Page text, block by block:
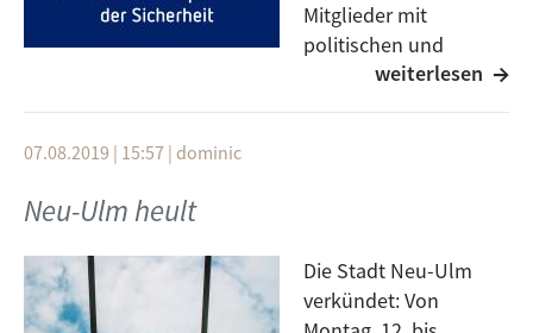
Mitglieder mit
politischen und
militärischen Mitteln
und Wohlbefinden - diese drei Worte springen dem
Beobachter sofort ins Auge. Ein genauer Blick auf die
NATO verrät, dass dies unlängst nicht der Fall ist.
Aufgrund der jüngeren Entwicklung steht die Frage im
Raum: Ist ein Militärbündnis à la NATO überhaupt
zukunftd fördernd? Und dabei geht es nicht um die
weiterlesen
07.08.2019 | 15:57 | dominic
Neu-Ulm heult
Die Stadt Neu-Ulm
verkündet: Von